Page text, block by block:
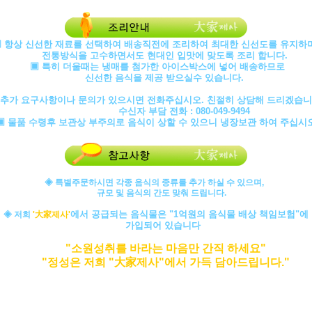
상 신선한 재료를 선택하여 배송직전에 조리하여 최대한 신선도를 유지하
전통방식을 고수하면서도 현대인 입맛에 맞도록 조리 합니다.
▣ 특히 더울때는 냉매를 첨가한 아이스박스에 넣어 배송하므로
신선한 음식을 제공 받으실수 있습니다.
가 요구사항이나 문의가 있으시면 전화주십시오. 친절히 상담해 드리겠습
수신자 부담 전화 : 080-049-9494
품 수령후 보관상 부주의로 음식이 상할 수 있으니 냉장보관 하여 주십시
◈ 특별주문하시면 각종 음식의 종류를 추가 하실 수 있으며,
규모 및 음식의 간도 맞춰 드립니다.
◈ 저희 '大家제사'에서 공급되는 음식물은 "1억원의 음식물 배상 책임보험"에
가입되어 있습니다
"소원성취를 바라는 마음만 간직 하세요"
"정성은 저희 "大家제사"에서 가득 담아드립니다."